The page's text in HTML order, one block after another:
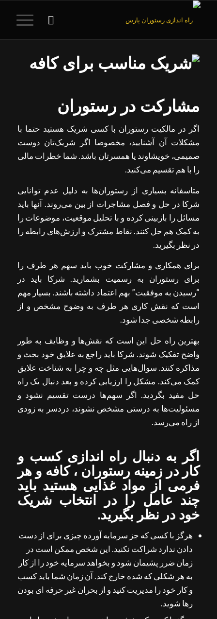
مشارکت در رستوران
اگر در مالکیت رستوران با کسی شریک هستید حتما با
مشکلات آن آشنایید، مخصوصا اگر شریک‌تان دوست
صمیمی، خویشاوند یا همسرتان باشد. شما خطرات مالی
را با هم تقسیم می‌کنید.
متاسفانه بسیاری از رستوران‌ها به دلیل عدم توانایی
شرکا در حل و فصل مشاجرات از بین می‌روند. آنها باید
مسائل را بازبینی کرده و با تحلیل موقعیت، موضوعات را
به کمک هم حل کنند. نقاط مشترک و ارزش‌های رابطه را
در نظر بگیرید.
برای همکاری و مشارکت خوب باید سهم هر طرف را
برای رستوران به رسمیت بشمارید. شرکا باید در
“رسیدن به موفقیت” بهم اعتماد داشته باشند. بسیار مهم
است که نقش کاری هر طرف به وضوح مشخص و از
رابطه شخصی جدا شود.
بهترین راه حل این است که نقش‌ها و وظایف به طور
واضح تفکیک شوند. شرکا باید راجع به علایق خود بحث و
مذاکره کنند. سوال‌هایی مثل چه و چرا به شناخت علایق
کمک می‌کند. مشکل را ارزیابی کرده و بعد دنبال یک راه
حل مفید بگردید. اگر سهم‌ها درست تقسیم نشود و
مسئولیت‌ها به درستی مشخص نشوند، دردسر به زودی
از راه می‌رسد.
اگر به دنبال راه اندازی کسب و
کار در زمینه رستوران ، کافه و هر
فرمی از مواد غذایی هستید باید
چند عامل را در انتخاب شریک
خود در نظر بگیرید.
هرگز با کسی که جز سرمایه آورده چیزی برای از دست
دادن ندارد شراکت نکنید. این شخص ممکن است در
زمان ضرر پشیمان شود و بخواهد سرمایه خود را از کار
به هر شکلی که شده خارج کند. آن زمان شما باید کسب
و کار خود را مدیریت کنید و از بحران غیر حرفه ای بودن
رها شوید.